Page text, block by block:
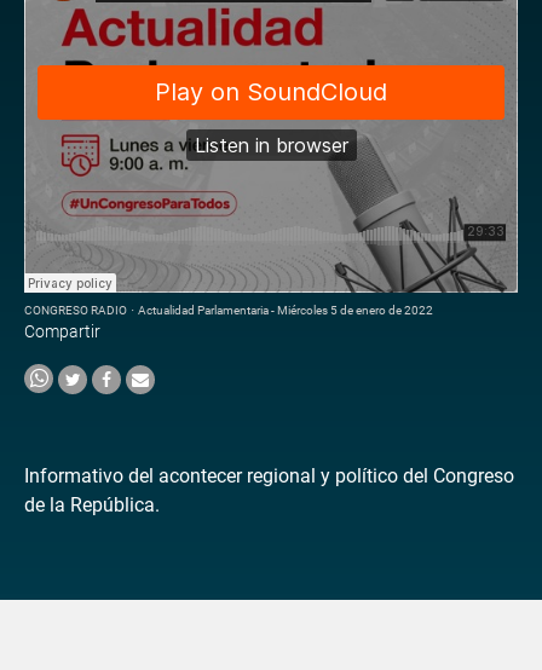
CONGRESO RADIO · Actualidad Parlamentaria - Miércoles 5 de enero de 2022
Compartir
Informativo del acontecer regional y político del Congreso
de la República.